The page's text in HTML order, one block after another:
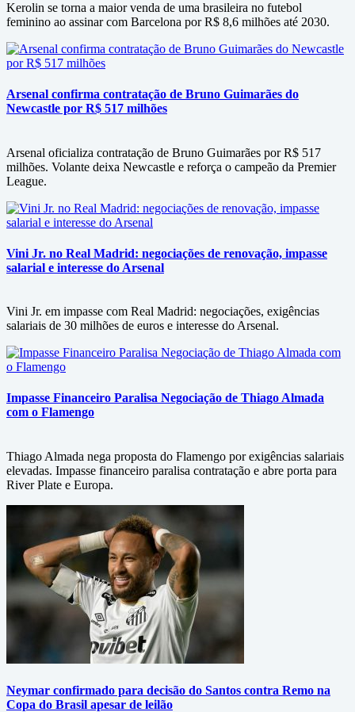
Kerolin se torna a maior venda de uma brasileira no futebol
feminino ao assinar com Barcelona por R$ 8,6 milhões até 2030.
Arsenal confirma contratação de Bruno Guimarães do
Newcastle por R$ 517 milhões
Arsenal oficializa contratação de Bruno Guimarães por R$ 517
milhões. Volante deixa Newcastle e reforça o campeão da Premier
League.
Vini Jr. no Real Madrid: negociações de renovação, impasse
salarial e interesse do Arsenal
Vini Jr. em impasse com Real Madrid: negociações, exigências
salariais de 30 milhões de euros e interesse do Arsenal.
Impasse Financeiro Paralisa Negociação de Thiago Almada
com o Flamengo
Thiago Almada nega proposta do Flamengo por exigências salariais
elevadas. Impasse financeiro paralisa contratação e abre porta para
River Plate e Europa.
Neymar confirmado para decisão do Santos contra Remo na
Copa do Brasil apesar de leilão